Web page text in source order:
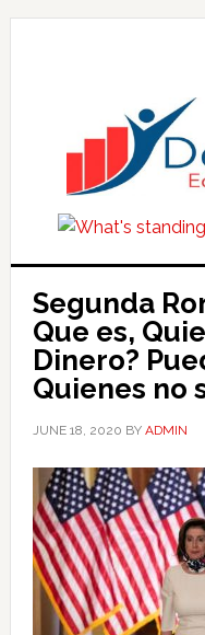
Skip
Skip
Skip
Segunda
Que es,
Dinero?
Quienes no
JUNE 18, 2020 BY ADMIN